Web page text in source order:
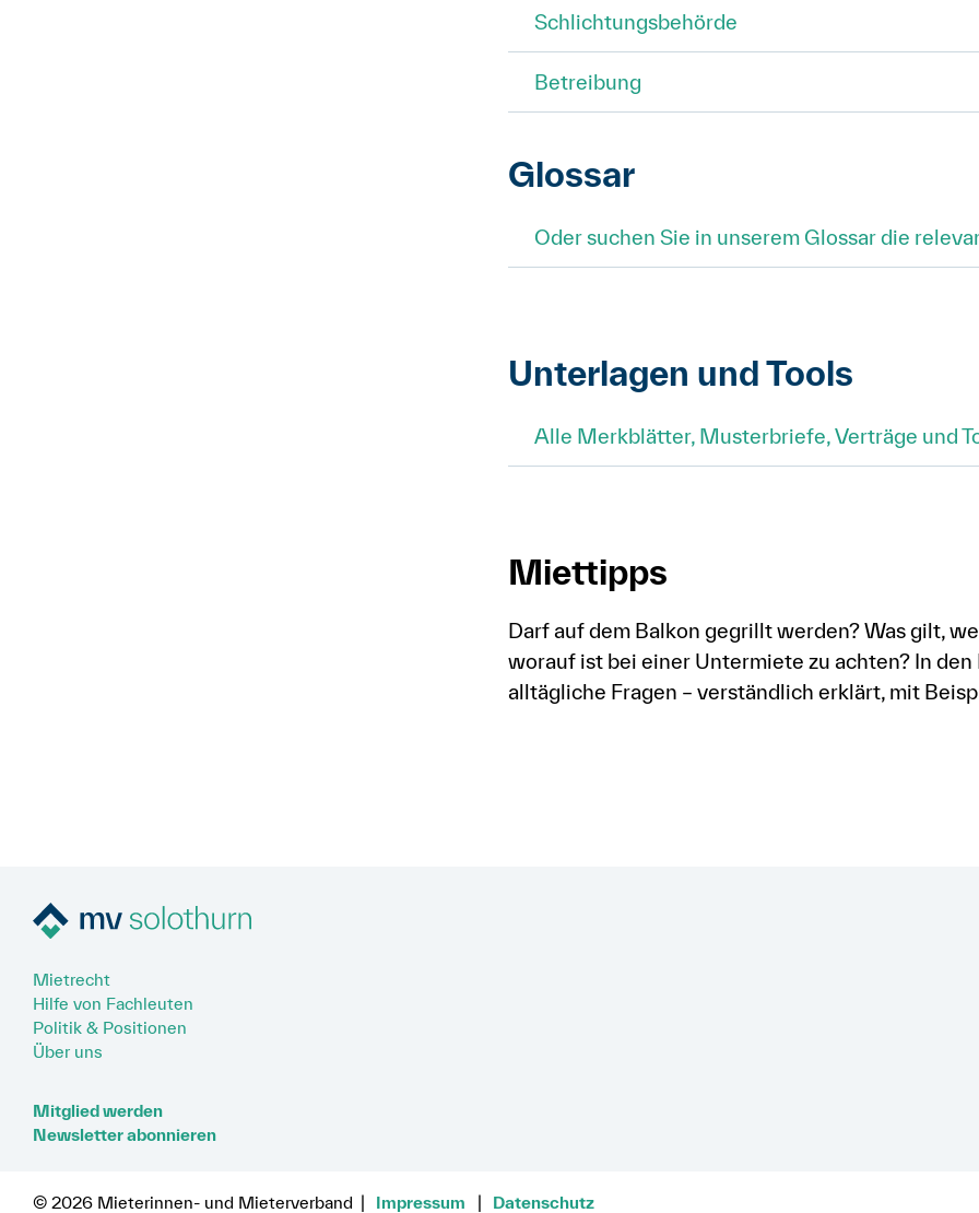
Schlichtungsbehörde
Betreibung
Glossar
Oder suchen Sie in unserem Glossar die
Unterlagen und Tools
Alle Merkblätter, Musterbriefe, Verträge und
Miettipps
Darf auf dem Balkon gegrillt werden? Was gilt,
worauf ist bei einer Untermiete zu achten? In
alltägliche Fragen – verständlich erklärt, mit
Mietrecht
Hilfe von Fachleuten
Politik & Positionen
Über uns
Mitglied werden
Newsletter abonnieren
© 2026 Mieterinnen- und Mieterverband Impressum Datenschutz